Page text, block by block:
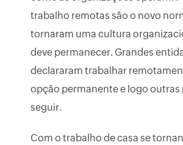
trabalho remotas são o novo
tornaram uma cultura
deve permanecer. Grandes
declararam trabalhar
opção permanente e logo outras
seguir.
Com o trabalho de casa se